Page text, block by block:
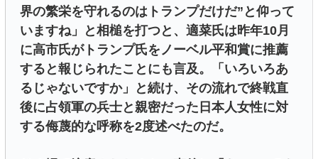
界の繁栄を守れるのはトランプだけだ”と仰って
いますね」と相槌を打つと、適菜氏は昨年10月
に高市氏がトランプ氏をノーベル平和賞に推薦
すると報じられたことにも言及。「いろいろあ
るじゃないですか」と続け、その流れで終戦直
後に占領軍の兵士と親密だった日本人女性に対
する侮蔑的な呼称を2度述べたのだ。